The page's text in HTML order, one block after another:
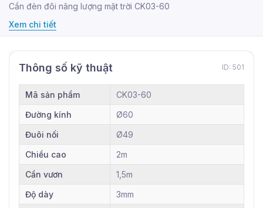
Cần đèn đôi năng lượng mặt trời CK03-60
Xem chi tiết
Thông số kỹ thuật ID: 501
Mã sản phẩm
CK03-60
Đường kính
Ø60
Đuôi nối
Ø49
Chiều cao
2m
Cần vươn
1,5m
Độ dày
3mm